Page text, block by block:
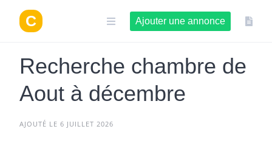
contenu
Ajouter une annonce
Recherche chambre de
Aout à décembre
AJOUTÉ LE 6 JUILLET 2026